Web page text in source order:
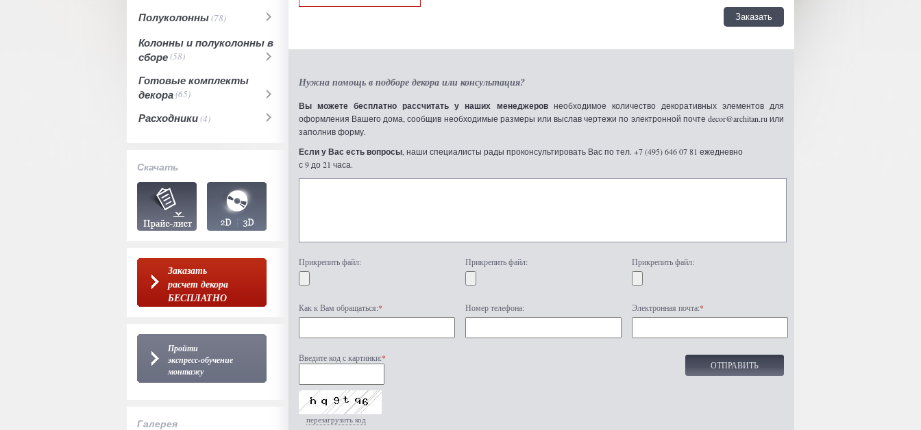
Полуколонны(78)
Колонны и полуколонны в
сборе(58)
Готовые комплекты
декора(65)
Расходники(4)
Скачать
Заказать
расчет декора
БЕСПЛАТНО
Пройти
экспресс-обучение
монтажу
Галерея
Заказать
Нужна помощь в подборе декора или консультация?
Вы можете бесплатно рассчитать у наших менеджеровнеобходимое количество декоративных элементов для
оформления Вашего дома, сообщив необходимые размеры или выслав чертежи по электронной почте decor@architan.ru или
заполнив форму.
Если у Вас есть вопросы , наши специалисты рады проконсультировать Вас по тел. +7 (495) 646 07 81 ежедневно
с 9 до 21 часа.
Прикрепить файл: Прикрепить файл: Прикрепить файл:
Как к Вам обращаться:* Номер телефона: Электронная почта:*
Введите код с картинки:*
перезагрузить код